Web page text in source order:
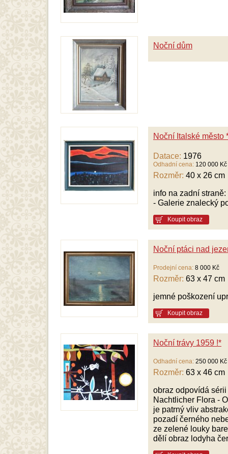
Noční dům
Noční Italské město
Datace: 1976
Odhadní cena: 120 000 Kč
Rozměr: 40 x 26 cm
info na zadní
- Galerie znalecký
Koupit obraz
Noční ptáci nad
Prodejní cena: 8 000 Kč
Rozměr: 63 x 47 cm
jemné poškození
Koupit obraz
Noční trávy 1959 !*
Odhadní cena: 250 000 Kč
Rozměr: 63 x 46 cm
obraz odpovídá
Nachtlicher Flora -
je patrný vliv
pozadí černého
ze zelené louky
dělí obraz lodyha